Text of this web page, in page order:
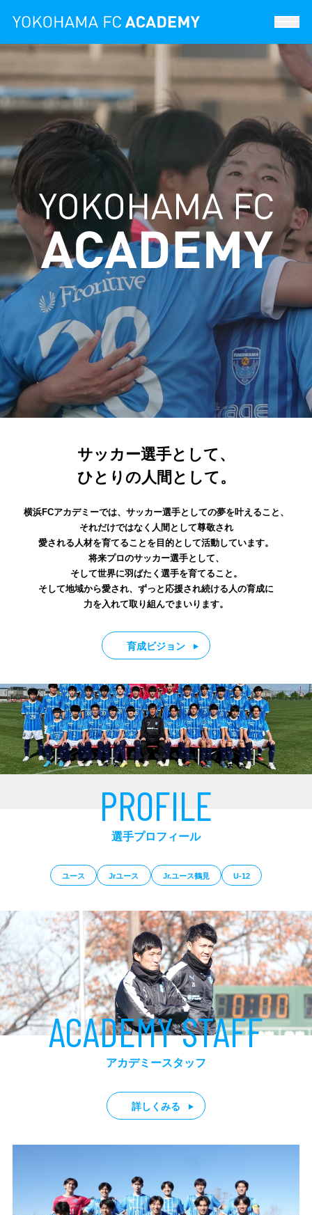
選手プロフィール
アカデミースタッフ
実績
試合日程
セレクション情報
フェニックスクラブ
スクール
サッカー選手として、
ひとりの人間として。
横浜FCアカデミーでは、サッカー選手としての夢を叶えること、
それだけではなく人間として尊敬され
愛される人材を育てることを目的として活動しています。
将来プロのサッカー選手として、
そして世界に羽ばたく選手を育てること。
そして地域から愛され、ずっと応援され続ける人の育成に
力を入れて取り組んでまいります。
育成ビジョン
PROFILE
選手プロフィール
ユース Jrユース Jr.ユース鶴⾒ U-12
ACADEMY STAFF
アカデミースタッフ
詳しくみる